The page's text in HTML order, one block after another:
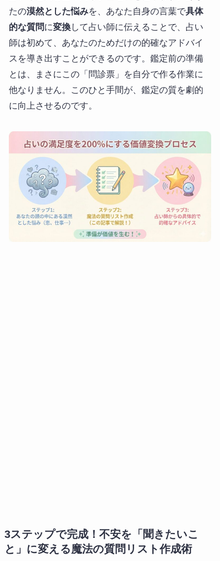
たの漠然とした悩みを、あなた自身の言葉で具体
的な質問に変換して占い師に伝えることで、占い
師は初めて、あなたのためだけの的確なアドバイ
スを導き出すことができるのです。鑑定前の準備
とは、まさにこの「問診票」を自分で作る作業に
他なりません。このひと手間が、鑑定の質を劇的
に向上させるのです。
3ステップで完成！不安を「聞きたいこ
と」に変える魔法の質問リスト作成術